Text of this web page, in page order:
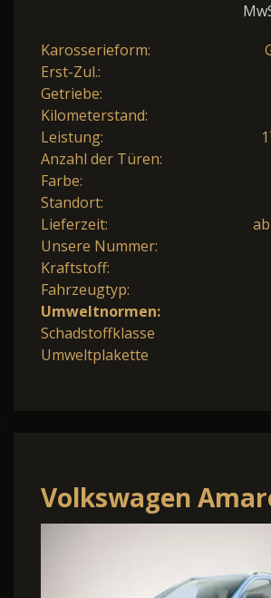
Karosserieform:
Erst-Zul.:
Getriebe:
Kilometerstand:
Leistung:
Anzahl der Türen:
Farbe:
Standort:
Lieferzeit:
Unsere Nummer:
Kraftstoff:
Fahrzeugtyp:
Umweltnormen:
Schadstoffklasse
Umweltplakette
Volkswagen
TDI 4Mo.
IQ-LIGHT AHK